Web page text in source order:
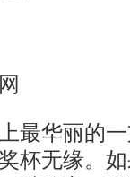
华丽的一
杯无缘。